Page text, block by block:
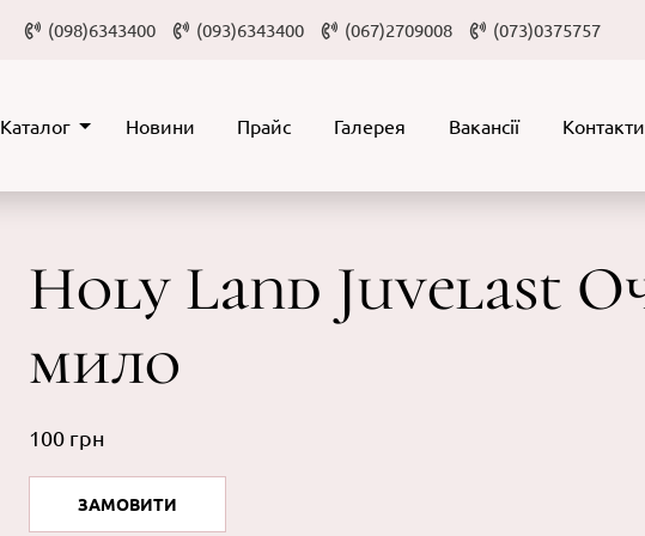
(098)6343400 (093)6343400 (067)2709008 (073)0375757
Каталог Новини Прайс Галерея Вакансії Контакти
Holy Land Juvelast
мило
100 грн
ЗАМОВИТИ